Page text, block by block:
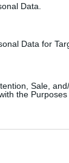
Data.
Data for
Sale,
the